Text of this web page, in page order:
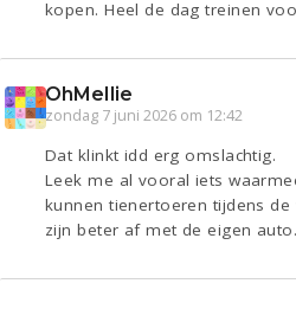
kopen. Heel de dag treinen
OhMellie
zondag 7 juni 2026 om 12:42
Dat klinkt idd erg omslachtig.
Leek me al vooral iets
kunnen tienertoeren tijdens de
zijn beter af met de eigen auto.